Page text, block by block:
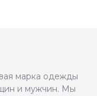
марка одежды
и мужчин. Мы